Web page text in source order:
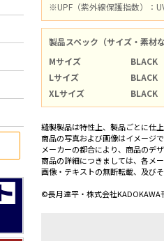
※UPF（紫外線保護指数）：
製品スペック（サイズ・素材な
Mサイズ
BLACK
Lサイズ
BLACK
XLサイズ
BLACK
縫製製品は特性上、製品ごとに仕
商品の写真および画像はイメージ
メーカーの都合により、商品のデ
商品の詳細につきましては、各メ
画像・テキストの無断転載、及び
©長月達平・株式会社KADOKAWA